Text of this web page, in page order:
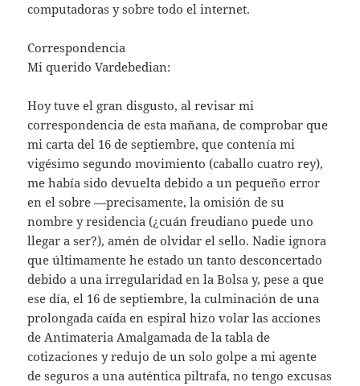
computadoras y sobre todo el internet.
Correspondencia
Mi querido Vardebedian:
Hoy tuve el gran disgusto, al revisar mi
correspondencia de esta mañana, de comprobar que
mi carta del 16 de septiembre, que contenía mi
vigésimo segundo movimiento (caballo cuatro rey),
me había sido devuelta debido a un pequeño error
en el sobre —precisamente, la omisión de su
nombre y residencia (¿cuán freudiano puede uno
llegar a ser?), amén de olvidar el sello. Nadie ignora
que últimamente he estado un tanto desconcertado
debido a una irregularidad en la Bolsa y, pese a que
ese día, el 16 de septiembre, la culminación de una
prolongada caída en espiral hizo volar las acciones
de Antimateria Amalgamada de la tabla de
cotizaciones y redujo de un solo golpe a mi agente
de seguros a una auténtica piltrafa, no tengo excusas